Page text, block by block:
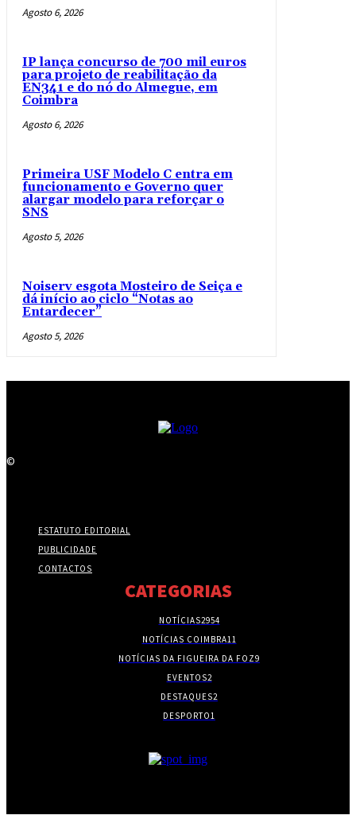
Agosto 6, 2026
IP lança concurso de 700 mil euros
para projeto de reabilitação da
EN341 e do nó do Almegue, em
Coimbra
Agosto 6, 2026
Primeira USF Modelo C entra em
funcionamento e Governo quer
alargar modelo para reforçar o
SNS
Agosto 5, 2026
Noiserv esgota Mosteiro de Seiça e
dá início ao ciclo “Notas ao
Entardecer”
Agosto 5, 2026
©
ESTATUTO EDITORIAL
PUBLICIDADE
CONTACTOS
CATEGORIAS
NOTÍCIAS2954
NOTÍCIAS COIMBRA11
NOTÍCIAS DA FIGUEIRA DA FOZ9
EVENTOS2
DESTAQUES2
DESPORTO1